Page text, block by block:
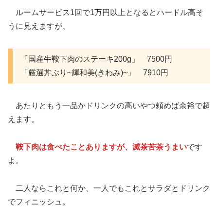
ルームサービス1回で1万円以上となるとハードル高そ
うに見えますが、
「国産牛鞍下肉のステーキ200g」 7500円
「厳選丼ぶり~輝和美(きわみ)~」 7910円
あたりともう一品かドリンクの高いやつ頼めば余裕で超
えます。
鞍下肉は食べたことありますが、滅茶苦茶うまいです
よ。
二人ならこれと何か、一人でもこれとサラダとドリンク
でフィニッシュ。